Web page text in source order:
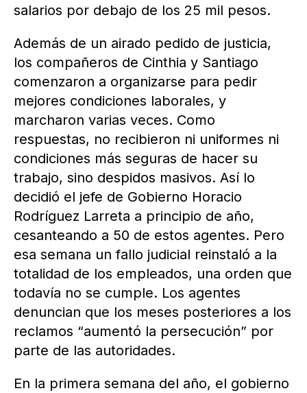
salarios por debajo de los 25 mil pesos.
Además de un airado pedido de justicia,
los compañeros de Cinthia y Santiago
comenzaron a organizarse para pedir
mejores condiciones laborales, y
marcharon varias veces. Como
respuestas, no recibieron ni uniformes ni
condiciones más seguras de hacer su
trabajo, sino despidos masivos. Así lo
decidió el jefe de Gobierno Horacio
Rodríguez Larreta a principio de año,
cesanteando a 50 de estos agentes. Pero
esa semana un fallo judicial reinstaló a la
totalidad de los empleados, una orden que
todavía no se cumple. Los agentes
denuncian que los meses posteriores a los
reclamos “aumentó la persecución” por
parte de las autoridades.
En la primera semana del año, el gobierno